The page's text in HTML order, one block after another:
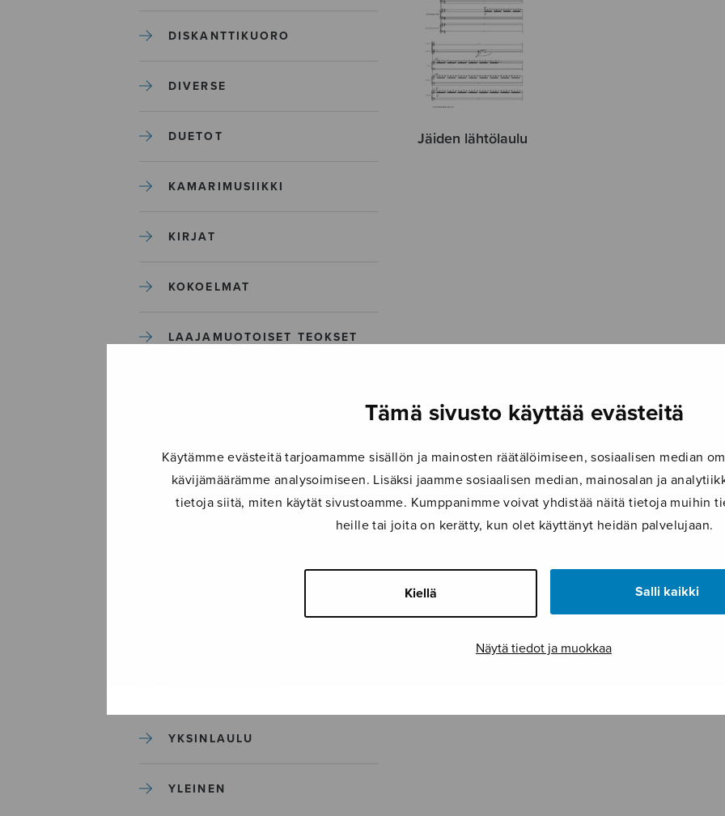
Tämä sivusto käyttää evästeitä
Käytämme evästeitä tarjoamamme sisällön ja mainosten räätälöimiseen, sosiaalisen median
kävijämäärämme analysoimiseen. Lisäksi jaamme sosiaalisen median, mainosalan ja
tietoja siitä, miten käytät sivustoamme. Kumppanimme voivat yhdistää näitä tietoja muihin
heille tai joita on kerätty, kun olet käyttänyt heidän palvelujaan.
Kiellä Salli kaikki
Näytä tiedot ja muokkaa
DISKANTTIKUORO
DIVERSE
DUETOT
KAMARIMUSIIKKI
KIRJAT
KOKOELMAT
LAAJAMUOTOISET TEOKSET
MUUT
YKSINLAULU
YLEINEN
Jäiden lähtölaulu